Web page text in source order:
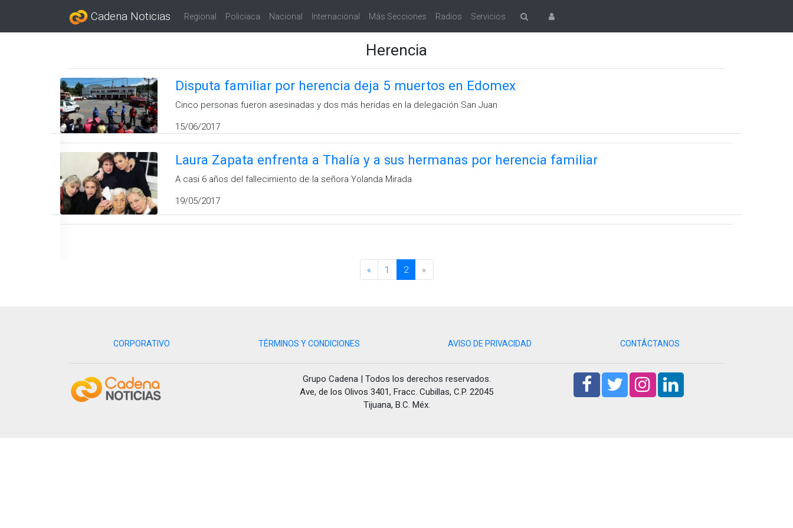
Cadena Noticias Regional Policiaca Nacional Internacional Más Secciones Radios Servicios
Herencia
Disputa familiar por herencia deja 5 muertos en Edomex
Cinco personas fueron asesinadas y dos más heridas en la delegación San Juan
15/06/2017
Laura Zapata enfrenta a Thalía y a sus hermanas por herencia familiar
A casi 6 años del fallecimiento de la señora Yolanda Mirada
19/05/2017
« 1 2 »
CORPORATIVO TÉRMINOS Y CONDICIONES AVISO DE PRIVACIDAD CONTÁCTANOS
Grupo Cadena | Todos los derechos reservados.
Ave, de los Olivos 3401, Fracc. Cubillas, C.P. 22045
Tijuana, B.C. Méx.